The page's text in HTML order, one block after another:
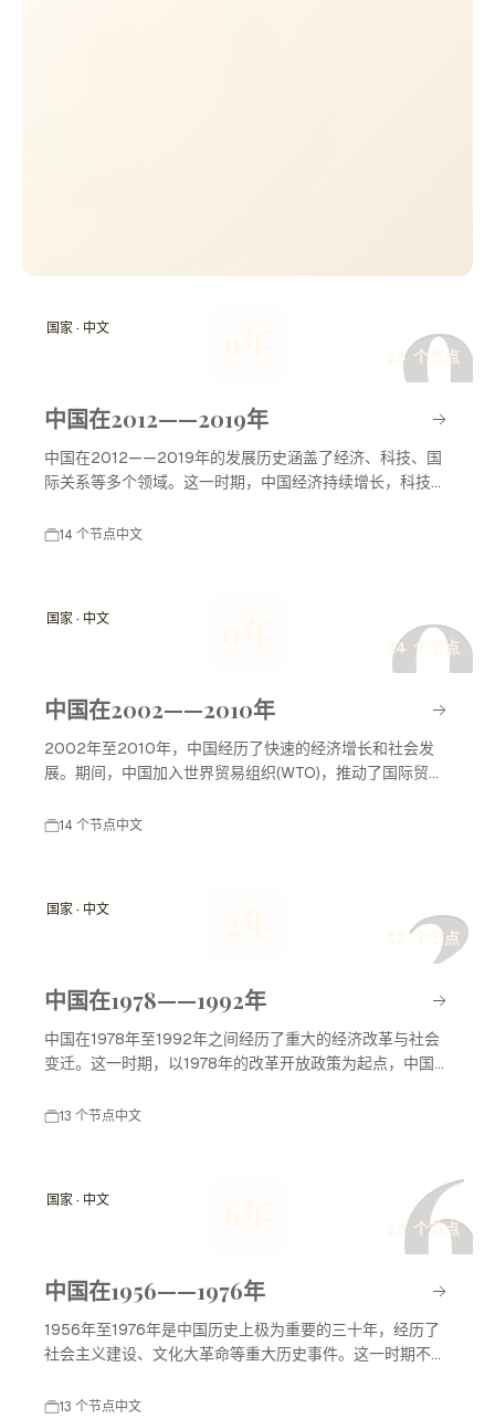
9
国家 · 中文
14 个节点
中国在2012——2019年
中国在2012——2019年的发展历史涵盖了经济、科技、国
际关系等多个领域。这一时期，中国经济持续增长，科技创
动“一带一路”倡议，以促进区域和全球经济合作。
14 个节点中文
0
国家 · 中文
14 个节点
中国在2002——2010年
2002年至2010年，中国经历了快速的经济增长和社会发
展。期间，中国加入世界贸易组织(WTO)，推动了国际贸易
功举办也提升了国家的国际形象。这一时期标志着中国在全
14 个节点中文
2
国家 · 中文
13 个节点
中国在1978——1992年
中国在1978年至1992年之间经历了重大的经济改革与社会
变迁。这一时期，以1978年的改革开放政策为起点，中国开
外贸易扩展、城市化进程加速，以及社会结构的深刻变化，
13 个节点中文
6
国家 · 中文
13 个节点
中国在1956——1976年
1956年至1976年是中国历史上极为重要的三十年，经历了
社会主义建设、文化大革命等重大历史事件。这一时期不仅
础。13 个节点中文